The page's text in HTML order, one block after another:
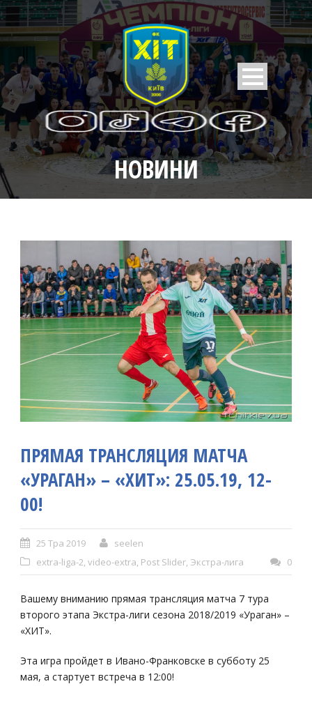
НОВИНИ
ПРЯМАЯ ТРАНСЛЯЦИЯ МАТЧА
«УРАГАН» – «ХИТ»: 25.05.19, 12-
00!
25 Тра 2019
seelen
extra-liga-2, video-extra, Post Slider, Экстра-лига 0
Вашему вниманию прямая трансляция матча 7 тура
второго этапа Экстра-лиги сезона 2018/2019 «Ураган» –
«ХИТ».
Эта игра пройдет в Ивано-Франковске в субботу 25
мая, а стартует встреча в 12:00!